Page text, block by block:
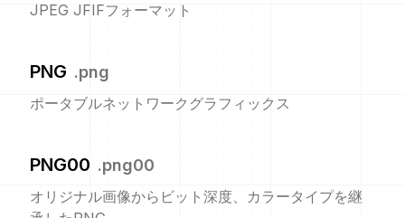
JPEG JFIFフォーマット
PNG .png
ポータブルネットワークグラフィックス
PNG00 .png00
オリジナル画像からビット深度、カラータイプを継